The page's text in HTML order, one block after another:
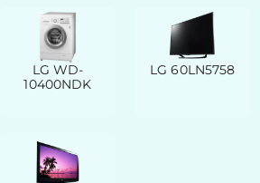
LG WD-
10400NDK
LG 60LN5758